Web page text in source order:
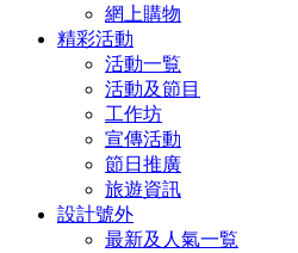
網上購物
精彩活動
活動一覧
活動及節目
工作坊
宣傳活動
節日推廣
旅遊資訊
設計號外
最新及人氣一覧